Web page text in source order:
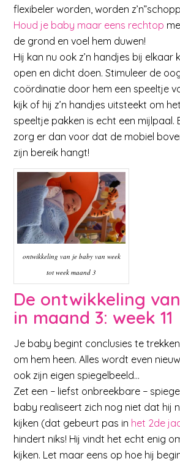
flexibeler worden, worden
Houd je baby maar eens rechtop
de grond en voel hem duwen!
Hij kan nu ook z’n handjes bij elkaar
open en dicht doen. Stimuleer de
coördinatie door hem een speeltje
kijk of hij z’n handjes uitsteekt om
speeltje pakken is echt een mijlpaal.
zorg er dan voor dat de mobiel
zijn bereik hangt!
ontwikkeling van je baby van week
tot week maand 3
De ontwikkeling
in maand 3: week 11
Je baby begint conclusies te
om hem heen. Alles wordt even
ook zijn eigen spiegelbeeld…
Zet een − liefst onbreekbare −
baby realiseert zich nog niet dat hij
kijken (dat gebeurt pas in het 2de
hindert niks! Hij vindt het echt enig
kijken. Let maar eens op hoe hij